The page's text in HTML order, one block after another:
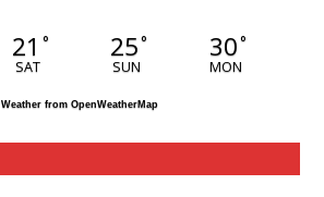
21 °
SAT
25°
SUN
30°
MON
Weather from OpenWeatherMap